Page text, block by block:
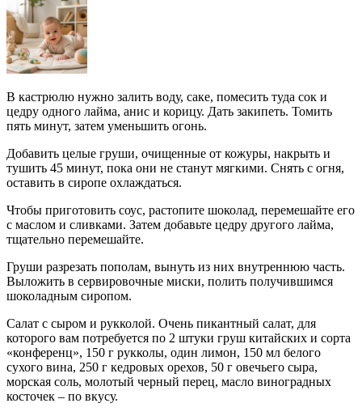
В кастрюлю нужно залить воду, саке, помесить туда сок и
цедру одного лайма, анис и корицу. Дать закипеть. Томить
пять минут, затем уменьшить огонь.
Добавить целые груши, очищенные от кожуры, накрыть и
тушить 45 минут, пока они не станут мягкими. Снять с огня,
оставить в сиропе охлаждаться.
Чтобы приготовить соус, растопите шоколад, перемешайте его
с маслом и сливками. Затем добавьте цедру другого лайма,
тщательно перемешайте.
Груши разрезать пополам, вынуть из них внутреннюю часть.
Выложить в сервировочные миски, полить получившимся
шоколадным сиропом.
Салат с сыром и рукколой. Очень пикантный салат, для
которого вам потребуется по 2 штуки груш китайских и сорта
«конференц», 150 г рукколы, один лимон, 150 мл белого
сухого вина, 250 г кедровых орехов, 50 г овечьего сыра,
морская соль, молотый черный перец, масло виноградных
косточек – по вкусу.